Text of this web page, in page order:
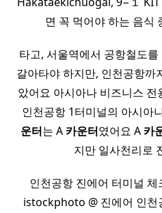
면 꼭 먹어야 하는 음식
타고, 서울역에서 공항철도
갈아타야 하지만, 인천공항까
았어요 아시아나 비즈니스 전
인천공항 1터미널의 아시아
운터는 A 카운터였어요 A 카
지만 일사천리로
인천공항 진에어 터미널 체
istockphoto @ 진에어 인천